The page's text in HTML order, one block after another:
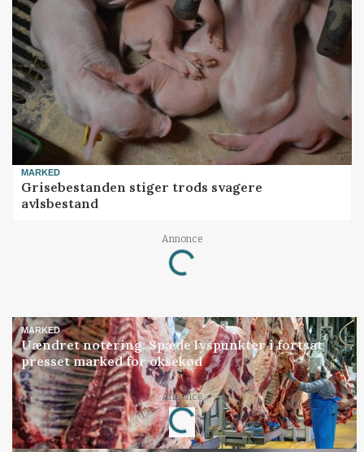
MARKED
Grisebestanden stiger trods svagere
avlsbestand
Annonce
Loading...
MARKED
Uændret notering: Spæde lyspunkter i fortsat
presset marked for oksekød
Annonce
Loading...